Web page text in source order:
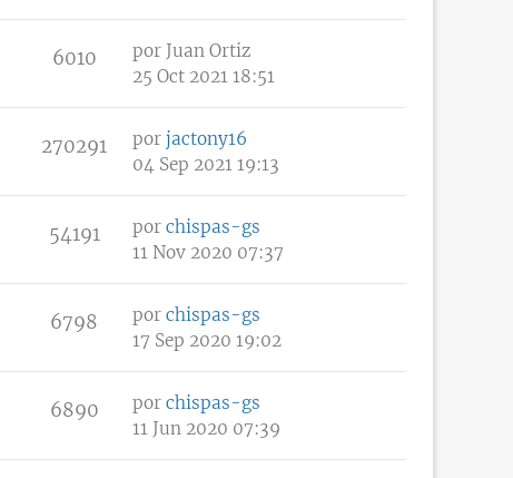
6010 por Juan Ortiz
25 Oct 2021 18:51
270291 por jactony16
04 Sep 2021 19:13
54191 por chispas-gs
11 Nov 2020 07:37
6798 por chispas-gs
17 Sep 2020 19:02
6890 por chispas-gs
11 Jun 2020 07:39